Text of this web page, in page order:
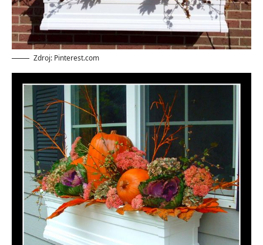
Zdroj: Pinterest.com